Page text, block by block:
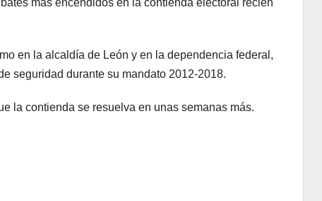
más encendidos en la contienda electoral recién
en la alcaldía de León y en la dependencia federal,
seguridad durante su mandato 2012-2018.
la contienda se resuelva en unas semanas más.